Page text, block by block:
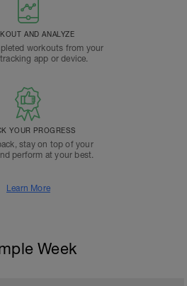
AND ANALYZE
workouts from your
app or device.
YOUR PROGRESS
stay on top of your
perform at your best.
Learn More
Week